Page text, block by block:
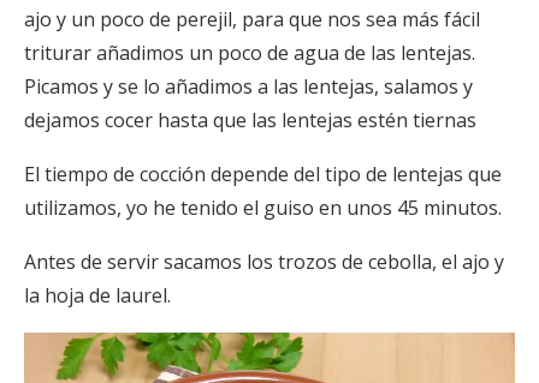
ajo y un poco de perejil, para que nos sea más fácil
triturar añadimos un poco de agua de las lentejas.
Picamos y se lo añadimos a las lentejas, salamos y
dejamos cocer hasta que las lentejas estén tiernas
El tiempo de cocción depende del tipo de lentejas que
utilizamos, yo he tenido el guiso en unos 45 minutos.
Antes de servir sacamos los trozos de cebolla, el ajo y
la hoja de laurel.